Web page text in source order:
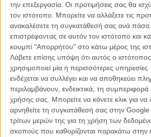
την επεξεργασία. Οι προτιμήσεις σας θα
τον ιστότοπο. Μπορείτε να αλλάξετε τις
ανακαλέσετε τη συγκατάθεσή σας ανά πάσα
επιστρέφοντας σε αυτόν τον ιστότοπο και
κουμπί "Απορρήτου" στο κάτω μέρος της
Λάβετε επίσης υπόψη ότι αυτός ο
χρησιμοποιεί μία ή περισσότερες
ενδέχεται να συλλέγει και να αποθηκεύει
περιλαμβάνουν, ενδεικτικά, τη
χρήσης σας. Μπορείτε να κάνετε κλικ για
αρνηθείτε τη συγκατάθεσή σας στην Google
τρίτων μερών της για τη χρήση των
σκοπούς που καθορίζονται παρακάτω στην
Βιμ Βέντερς
Συνέντευξη
CONNECT
Εγγράψου στο εβδομαδιαίο newsletter μας.
Θέλω να λαμβάνω τα newsletter σας.